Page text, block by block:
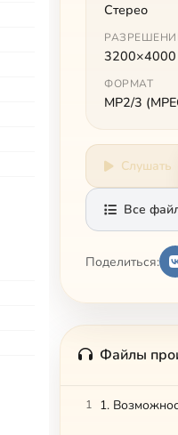
Стерео
3200×4000
ФОРМАТ
MP2/3
Слушать
Все
Поделиться:
Файлы
1 1.